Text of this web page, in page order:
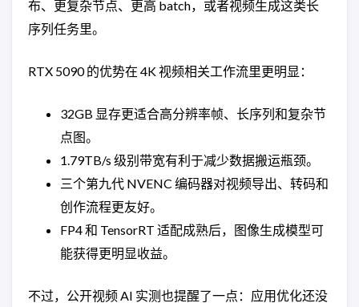
布、更复杂节点、更高 batch，或者视频生成这类长
序列任务里。
RTX 5090 的优势在 4K 视频相关工作流里更明显：
32GB 显存更适合高分辨率帧、长序列和复杂节
点图。
1.79TB/s 级别带宽有利于减少数据搬运瓶颈。
三个第九代 NVENC 编码器对视频导出、转码和
创作流程更友好。
FP4 和 TensorRT 适配成熟后，图像生成模型可
能获得更明显收益。
不过，公开视频 AI 实测也提醒了一点：应用优化还没